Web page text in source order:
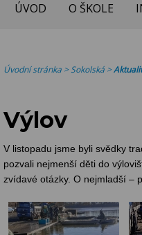
ÚVOD O ŠKOLE
Úvodní stránka >Sokolská >
Výlov
V listopadu jsme byli svědky
pozvali nejmenší děti do
zvídavé otázky. O nejmladší –